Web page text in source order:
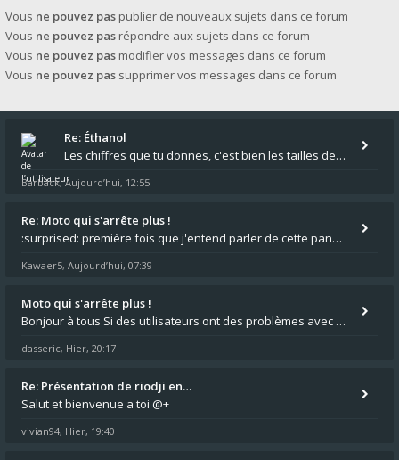
Vous ne pouvez pas publier de nouveaux sujets dans ce forum
Vous ne pouvez pas répondre aux sujets dans ce forum
Vous ne pouvez pas modifier vos messages dans ce forum
Vous ne pouvez pas supprimer vos messages dans ce forum
Re: Éthanol
Les chiffres que tu donnes, c'est bien les tailles de gicleur ? Par contre tes "-2 tours" à quoi correspondent t'ils ?
Barback,Aujourd’hui, 12:55
Re: Moto qui s'arrête plus !
:surprised: première fois que j'entend parler de cette panne ,ta moto aurait été maraboutée? :pretre:
Kawaer5, Aujourd’hui, 07:39
Moto qui s'arrête plus !
Bonjour à tous Si des utilisateurs ont des problèmes avec leur moto qui démarre plus, la mienne ne coupe plus :?: - Je
dasseric, Hier, 20:17
Re: Présentation de riodji en…
Salut et bienvenue a toi @+
vivian94, Hier, 19:40